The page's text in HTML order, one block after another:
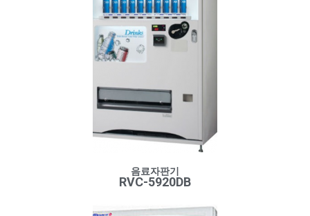
음료자판기
RVC-5920DB